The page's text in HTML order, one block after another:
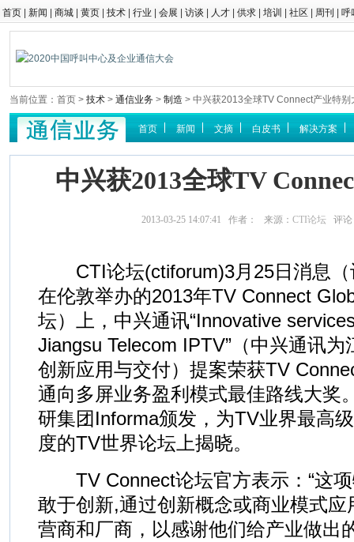
首页 新闻 商城 黄页 技术 行业 会展 访谈 人才 供求 培训 社区 周刊 呼
当前位置：首页 > 技术 > 通信业务 > 制造 > 中兴获2013全球TV Connect产业特别
首页 新闻 文摘 白皮书 解决方案
中兴获2013全球TV
2013-03-25 14:07:41 作者： 来源： CTI论坛 评论
CTI论坛(ctiforum)3月25日消息（
在伦敦举办的2013年TV Connect
坛）上，中兴通讯“Innovative
Jiangsu Telecom IPTV”（中兴通讯
创新应用与交付）提案荣获TV
通向多屏业务盈利模式最佳路线大奖
研集团Informa颁发，为TV业界最高
度的TV世界论坛上揭晓。
TV Connect论坛官方表示：“这项
敢于创新,通过创新概念或商业模式
营商和厂商，以感谢他们给产业做出